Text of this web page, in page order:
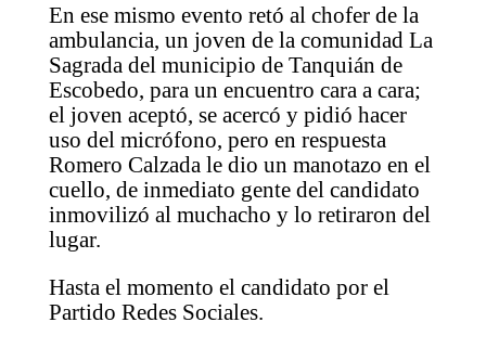
En ese mismo evento retó al chofer de la
ambulancia, un joven de la comunidad La
Sagrada del municipio de Tanquián de
Escobedo, para un encuentro cara a cara;
el joven aceptó, se acercó y pidió hacer
uso del micrófono, pero en respuesta
Romero Calzada le dio un manotazo en el
cuello, de inmediato gente del candidato
inmovilizó al muchacho y lo retiraron del
lugar.
Hasta el momento el candidato por el
Partido Redes Sociales.